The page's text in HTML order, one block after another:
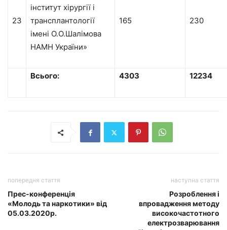
23
інститут хірургії і
трансплантології
імені О.О.Шалімова
НАМН України»
165 230
Всього: 4303 12234
попередня стаття
Прес-конференція
«Молодь та наркотики» від
05.03.2020р.
наступна стаття
Розроблення і
впровадження методу
високочастотного
електрозварювання